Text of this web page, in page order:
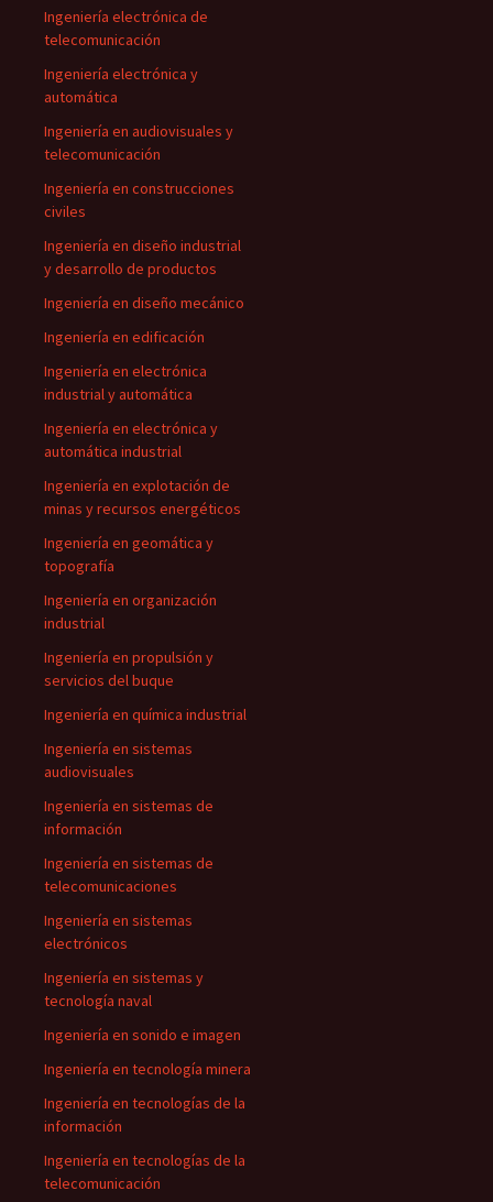
Ingeniería electrónica de
telecomunicación
Ingeniería electrónica y
automática
Ingeniería en audiovisuales y
telecomunicación
Ingeniería en construcciones
civiles
Ingeniería en diseño industrial
y desarrollo de productos
Ingeniería en diseño mecánico
Ingeniería en edificación
Ingeniería en electrónica
industrial y automática
Ingeniería en electrónica y
automática industrial
Ingeniería en explotación de
minas y recursos energéticos
Ingeniería en geomática y
topografía
Ingeniería en organización
industrial
Ingeniería en propulsión y
servicios del buque
Ingeniería en química industrial
Ingeniería en sistemas
audiovisuales
Ingeniería en sistemas de
información
Ingeniería en sistemas de
telecomunicaciones
Ingeniería en sistemas
electrónicos
Ingeniería en sistemas y
tecnología naval
Ingeniería en sonido e imagen
Ingeniería en tecnología minera
Ingeniería en tecnologías de la
información
Ingeniería en tecnologías de la
telecomunicación